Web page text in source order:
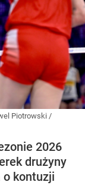
Piotrowski /
2026
drużyny
o kontuzji